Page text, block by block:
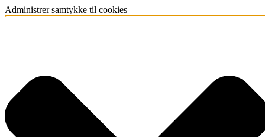
Administrer samtykke til cookies